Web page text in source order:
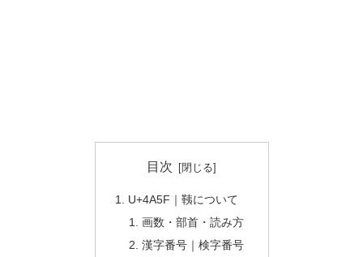
目次
U+4A5F｜䩟について
画数・部首・読み方
漢字番号｜検字番号